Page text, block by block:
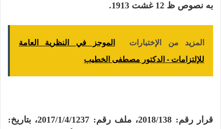
به نصوص ظ 12 غشت 1913.
المزيد من الإختبارات
الموجز في النظرية العامة
للإلتزامات - الدكتور مصطفى الخطيب
قرار رقم: 2018/138، ملف رقم: 2017/1/4/1237، بتاريخ: